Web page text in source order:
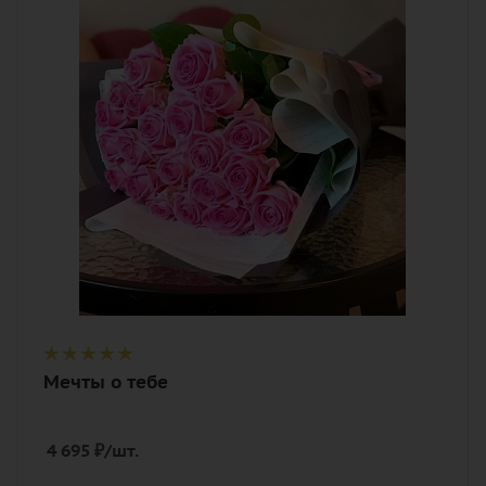
розовый
Описание
роза, лента, дизайнерская упаковка
Мечты о тебе
4 695 ₽/шт.